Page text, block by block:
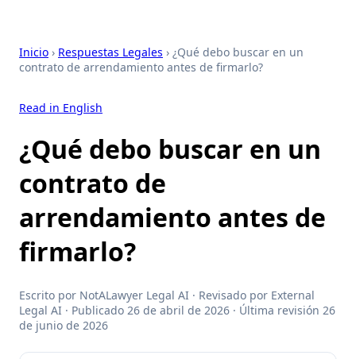
Inicio › Respuestas Legales › ¿Qué debo buscar en un
contrato de arrendamiento antes de firmarlo?
Read in English
¿Qué debo buscar en un
contrato de
arrendamiento antes de
firmarlo?
Escrito por NotALawyer Legal AI · Revisado por External
Legal AI · Publicado 26 de abril de 2026 · Última revisión 26
de junio de 2026